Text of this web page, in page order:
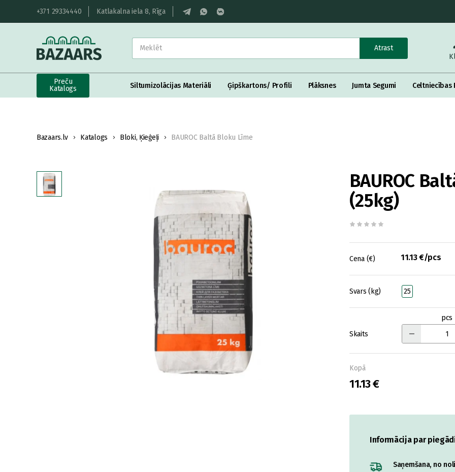
+371 29334440 Katlakalna iela 8, Rīga
Atrast
Preču
Katalogs
Siltumizolācijas Materiāli Ģipškartons/ Profili Plāksnes Jumta Segumi Celtniecības
Bazaars.lv Katalogs Bloki, Ķieģeļi BAUROC Baltā Bloku Līme
BAUROC
(25kg)
Cena (€) 11.13 €/pcs
Svars (kg) 25
Skaits
pcs
Kopā
11.13 €
Informācija par
Saņemšana, no